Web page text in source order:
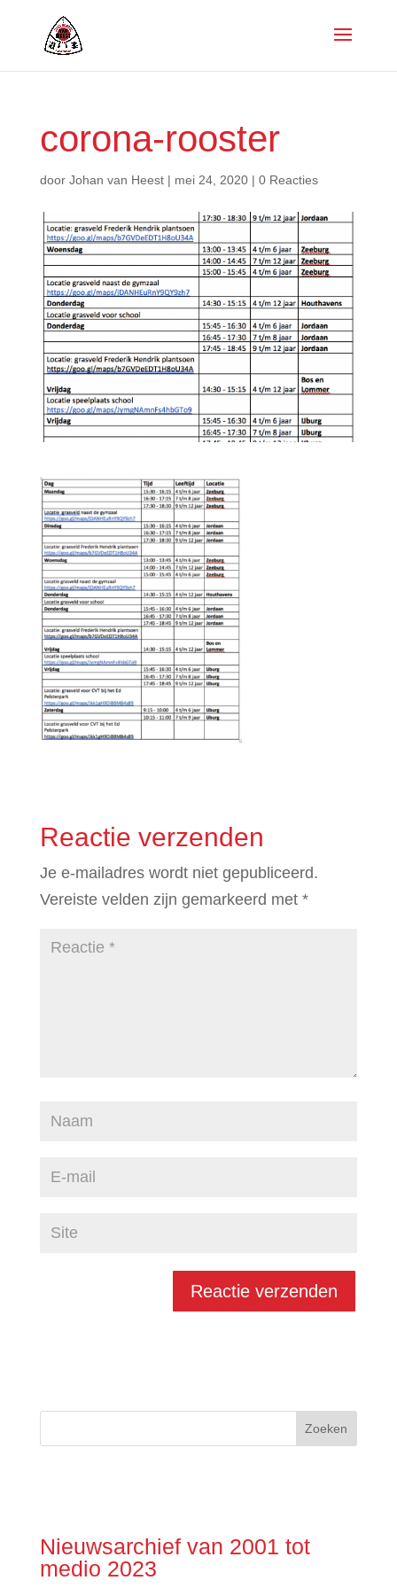
corona-rooster
door Johan van Heest| mei 24, 2020| 0 Reacties
Reactie verzenden
Je e-mailadres wordt niet gepubliceerd.
Vereiste velden zijn gemarkeerd met *
Nieuwsarchief van 2001 tot
medio 2023